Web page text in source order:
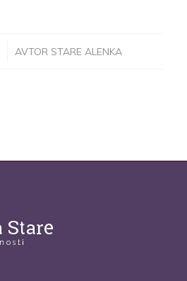
AVTOR STARE ALENKA